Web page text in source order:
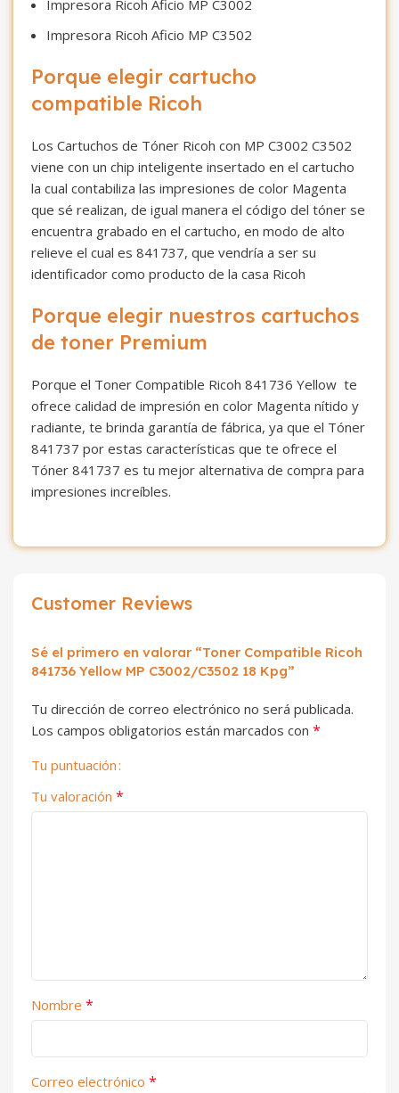
Impresora Ricoh Aficio MP C3002
Impresora Ricoh Aficio MP C3502
Porque elegir cartucho
compatible Ricoh
Los Cartuchos de Tóner Ricoh con MP C3002 C3502
viene con un chip inteligente insertado en el cartucho
la cual contabiliza las impresiones de color Magenta
que sé realizan, de igual manera el código del tóner se
encuentra grabado en el cartucho, en modo de alto
relieve el cual es 841737, que vendría a ser su
identificador como producto de la casa Ricoh
Porque elegir nuestros cartuchos
de toner Premium
Porque el Toner Compatible Ricoh 841736 Yellow te
ofrece calidad de impresión en color Magenta nítido y
radiante, te brinda garantía de fábrica, ya que el Tóner
841737 por estas características que te ofrece el
Tóner 841737 es tu mejor alternativa de compra para
impresiones increíbles.
Customer Reviews
Sé el primero en valorar “Toner Compatible Ricoh
841736 Yellow MP C3002/C3502 18 Kpg”
Tu dirección de correo electrónico no será publicada.
Los campos obligatorios están marcados con *
Tu puntuación
Tu valoración *
Nombre *
Correo electrónico *